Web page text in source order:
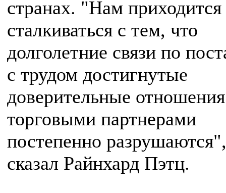
странах. "Нам приходится
сталкиваться с тем, что
долголетние связи по
с трудом достигнутые
доверительные
торговыми партнерами
постепенно
сказал Райнхард Пэтц.